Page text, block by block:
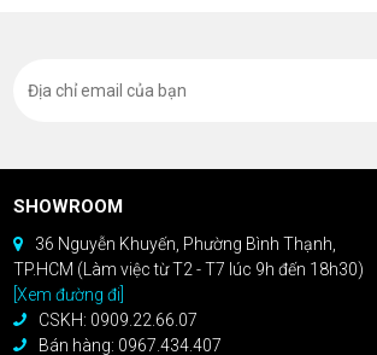
SHOWROOM
36 Nguyễn Khuyến, Phường Bình Thạnh,
TP.HCM (Làm việc từ T2 - T7 lúc 9h đến 18h30)
[Xem đường đi]
CSKH: 0909.22.66.07
Bán hàng: 0967.434.407